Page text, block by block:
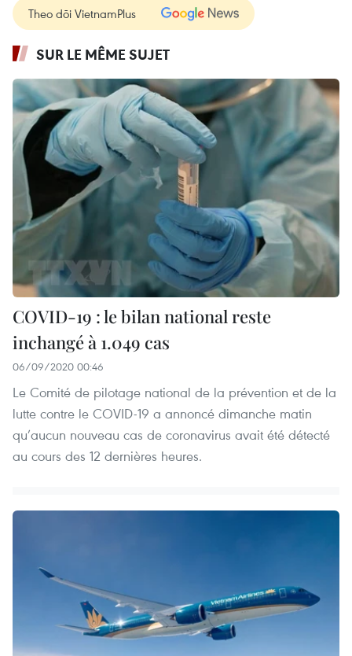
Theo dõi VietnamPlus
SUR LE MÊME SUJET
COVID-19 : le bilan national reste
inchangé à 1.049 cas
06/09/2020 00:46
Le Comité de pilotage national de la prévention et de la
lutte contre le COVID-19 a annoncé dimanche matin
qu’aucun nouveau cas de coronavirus avait été détecté
au cours des 12 dernières heures.